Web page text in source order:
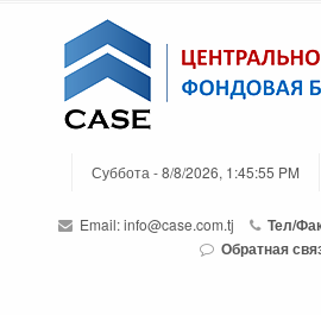
Суббота - 8/8/2026, 1:45:55 PM
Email:info@case.com.tj
Тел/
Обратная